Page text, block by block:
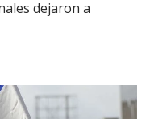
dejaron a